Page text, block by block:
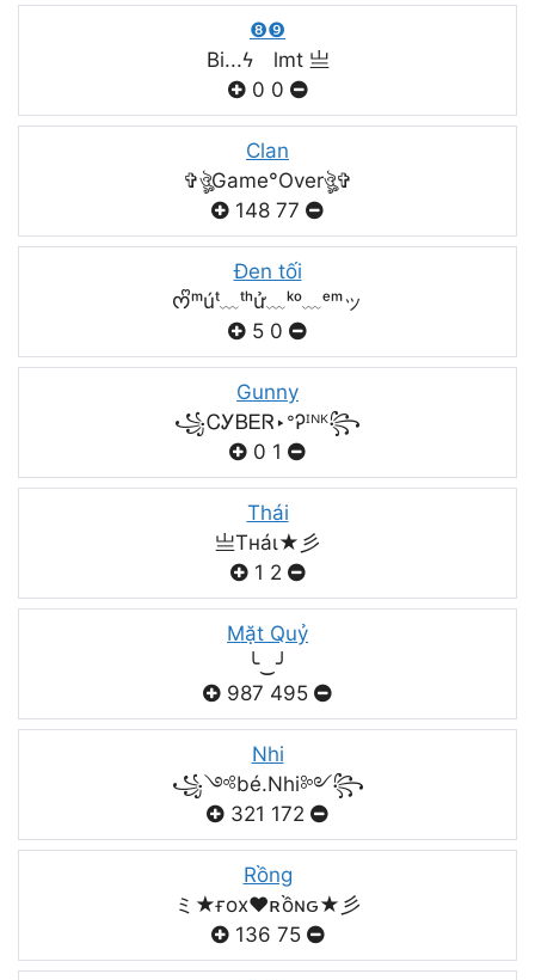
❽❾
Bi...ϟ lmt 亗
0 0
Clan
✞ঔৣGame°Overঔৣ✞
148 77
Đen tối
ᰔᩚᵐúᵗ﹏ᵗʰử﹏ᵏᵒ﹏ᵉᵐッ
5 0
Gunny
꧁ᏟᎩᏴᎬᏒ‣ᐤᎮᴵᴺᴷ꧂
0 1
Thái
亗Tнáι★彡
1 2
Mặt Quỷ
╰‿╯
987 495
Nhi
꧁༺bé.Nhi༻꧂
321 172
Rồng
ミ★ғox♥️ʀồɴԍ★彡
136 75